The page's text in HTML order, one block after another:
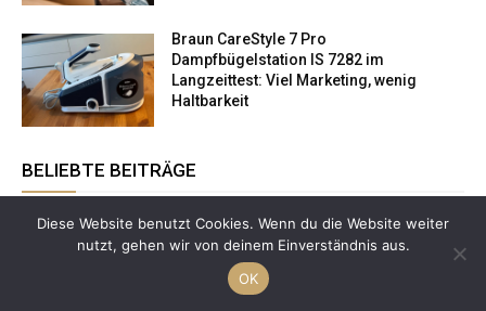
Braun CareStyle 7 Pro
Dampfbügelstation IS 7282 im
Langzeittest: Viel Marketing, wenig
Haltbarkeit
BELIEBTE BEITRÄGE
Diese Website benutzt Cookies. Wenn du die Website weiter
nutzt, gehen wir von deinem Einverständnis aus.
OK